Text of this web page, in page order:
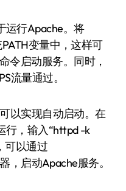
运行Apache。将
变量中，这样可
令启动服务。同时，
流量通过。
以实现自动启动。在
行，输入“httpd -k
可以通过
，启动Apache服务。